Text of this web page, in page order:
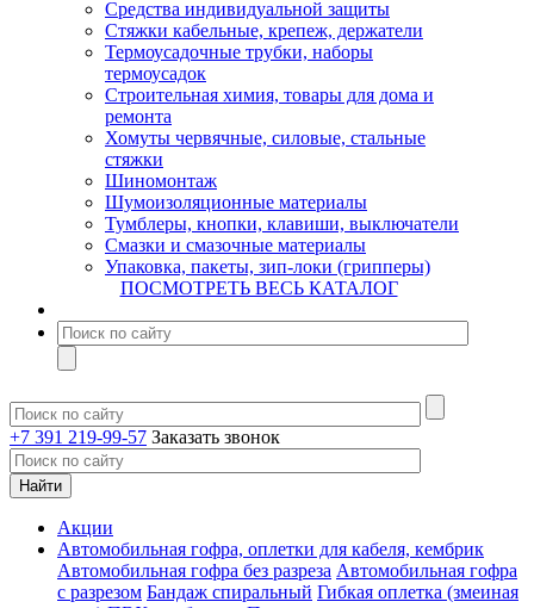
Средства индивидуальной защиты
Стяжки кабельные, крепеж, держатели
Термоусадочные трубки, наборы
термоусадок
Строительная химия, товары для дома и
ремонта
Хомуты червячные, силовые, стальные
стяжки
Шиномонтаж
Шумоизоляционные материалы
Тумблеры, кнопки, клавиши, выключатели
Смазки и смазочные материалы
Упаковка, пакеты, зип-локи (грипперы)
ПОСМОТРЕТЬ ВЕСЬ КАТАЛОГ
+7 391 219-99-57 Заказать звонок
Акции
Автомобильная гофра, оплетки для кабеля, кембрик
Автомобильная гофра без разреза Автомобильная гофра
с разрезом Бандаж спиральный Гибкая оплетка (змеиная